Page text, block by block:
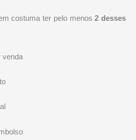
costuma ter pelo menos2 desses
venda